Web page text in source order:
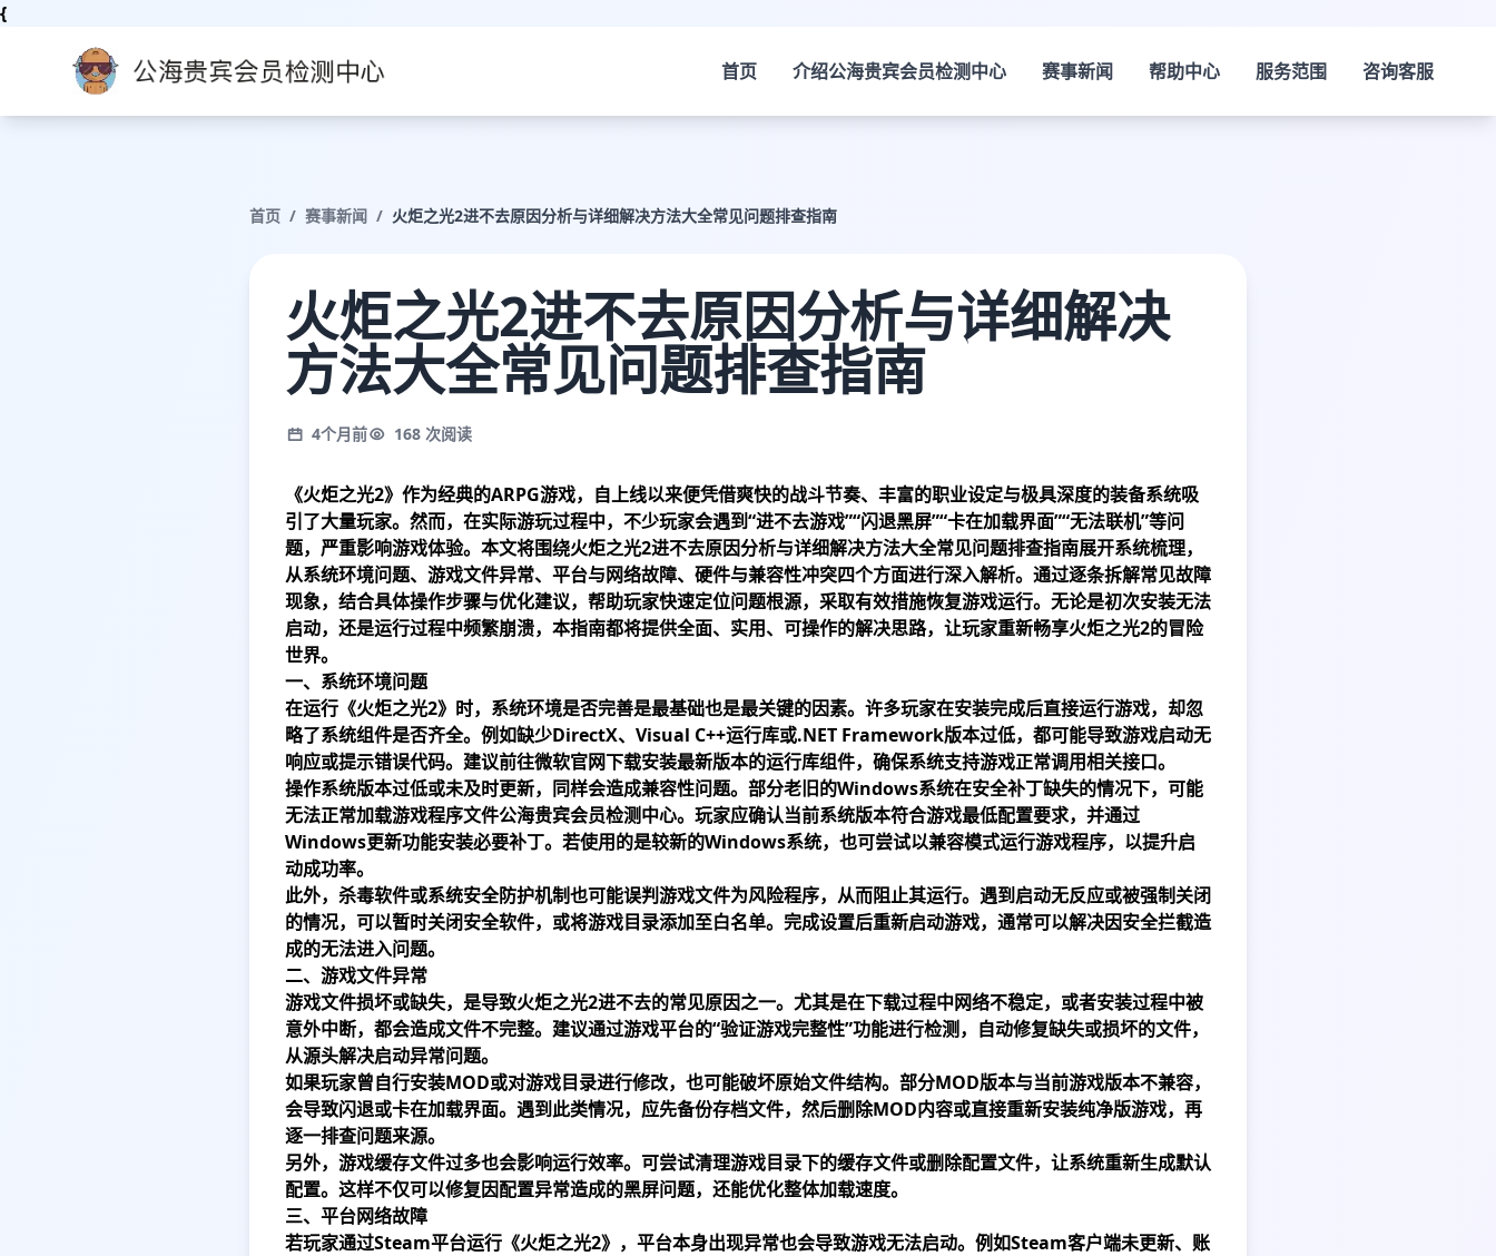
{
首页 介绍公海贵宾会员检测中心 赛事新闻 帮助中心 服务范围 咨询客服
首页 / 赛事新闻 / 火炬之光2进不去原因分析与详细解决方法大全常见问题排查指南
火炬之光2进不去原因分析与详细解决
方法大全常见问题排查指南
4个月前 168 次阅读
《火炬之光2》作为经典的ARPG游戏，自上线以来便凭借爽快的战斗节奏、丰富的职业设定与极具深度的装备系统吸
引了大量玩家。然而，在实际游玩过程中，不少玩家会遇到“进不去游戏”“闪退黑屏”“卡在加载界面”“无法联机”等问
题，严重影响游戏体验。本文将围绕火炬之光2进不去原因分析与详细解决方法大全常见问题排查指南展开系统梳理，
从系统环境问题、游戏文件异常、平台与网络故障、硬件与兼容性冲突四个方面进行深入解析。通过逐条拆解常见故障
现象，结合具体操作步骤与优化建议，帮助玩家快速定位问题根源，采取有效措施恢复游戏运行。无论是初次安装无法
启动，还是运行过程中频繁崩溃，本指南都将提供全面、实用、可操作的解决思路，让玩家重新畅享火炬之光2的冒险
世界。
一、系统环境问题
在运行《火炬之光2》时，系统环境是否完善是最基础也是最关键的因素。许多玩家在安装完成后直接运行游戏，却忽
略了系统组件是否齐全。例如缺少DirectX、Visual C++运行库或.NET Framework版本过低，都可能导致游戏启动无
响应或提示错误代码。建议前往微软官网下载安装最新版本的运行库组件，确保系统支持游戏正常调用相关接口。
操作系统版本过低或未及时更新，同样会造成兼容性问题。部分老旧的Windows系统在安全补丁缺失的情况下，可能
无法正常加载游戏程序文件公海贵宾会员检测中心。玩家应确认当前系统版本符合游戏最低配置要求，并通过
Windows更新功能安装必要补丁。若使用的是较新的Windows系统，也可尝试以兼容模式运行游戏程序，以提升启
动成功率。
此外，杀毒软件或系统安全防护机制也可能误判游戏文件为风险程序，从而阻止其运行。遇到启动无反应或被强制关闭
的情况，可以暂时关闭安全软件，或将游戏目录添加至白名单。完成设置后重新启动游戏，通常可以解决因安全拦截造
成的无法进入问题。
二、游戏文件异常
游戏文件损坏或缺失，是导致火炬之光2进不去的常见原因之一。尤其是在下载过程中网络不稳定，或者安装过程中被
意外中断，都会造成文件不完整。建议通过游戏平台的“验证游戏完整性”功能进行检测，自动修复缺失或损坏的文件，
从源头解决启动异常问题。
如果玩家曾自行安装MOD或对游戏目录进行修改，也可能破坏原始文件结构。部分MOD版本与当前游戏版本不兼容，
会导致闪退或卡在加载界面。遇到此类情况，应先备份存档文件，然后删除MOD内容或直接重新安装纯净版游戏，再
逐一排查问题来源。
另外，游戏缓存文件过多也会影响运行效率。可尝试清理游戏目录下的缓存文件或删除配置文件，让系统重新生成默认
配置。这样不仅可以修复因配置异常造成的黑屏问题，还能优化整体加载速度。
三、平台网络故障
若玩家通过Steam平台运行《火炬之光2》，平台本身出现异常也会导致游戏无法启动。例如Steam客户端未更新、账